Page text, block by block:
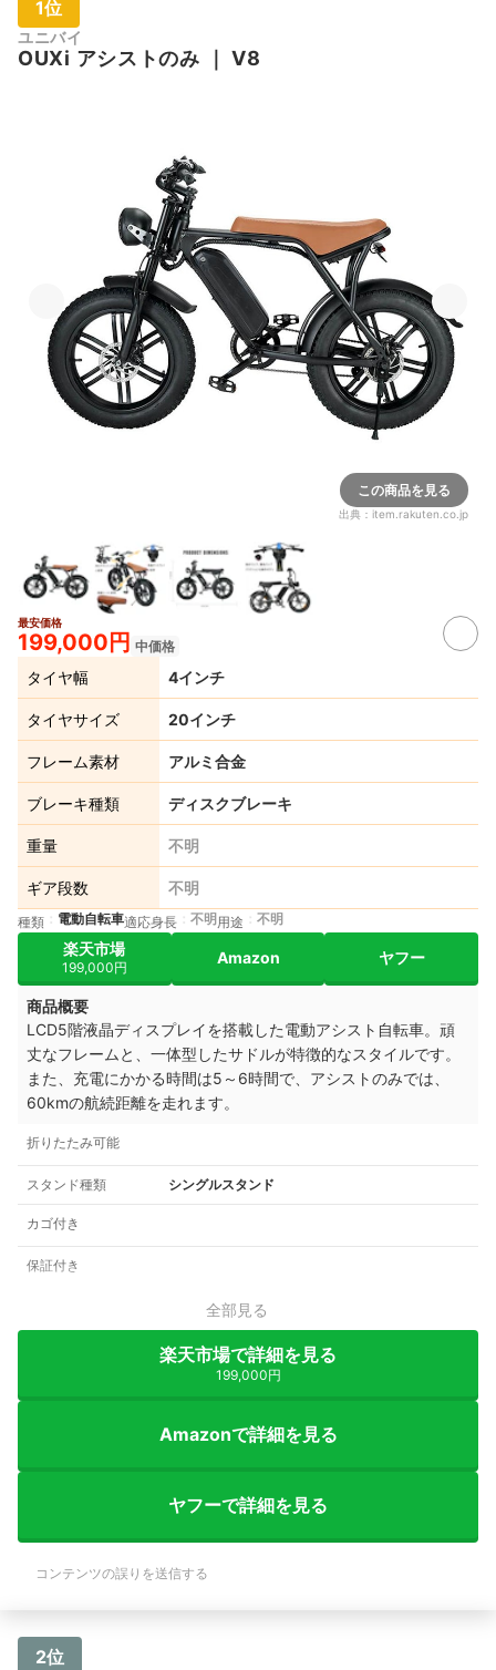
1位
ユニバイ
OUXi アシストのみ ｜V8
この商品を見る
出典： item.rakuten.co.jp
最安価格
199,000円 中価格
タイヤ幅 4インチ
タイヤサイズ 20インチ
フレーム素材 アルミ合金
ブレーキ種類 ディスクブレーキ
重量 不明
ギア段数 不明
種類 電動自転車適応身長 不明 用途 不明
楽天市場
199,000円
Amazon ヤフー
商品概要
LCD5階液晶ディスプレイを搭載した電動アシスト自転車。頑
丈なフレームと、一体型したサドルが特徴的なスタイルです。
また、充電にかかる時間は5～6時間で、アシストのみでは、
60kmの航続距離を走れます。
折りたたみ可能
スタンド種類 シングルスタンド
カゴ付き
保証付き
全部見る
楽天市場で詳細を見る
199,000円
Amazonで詳細を見る
ヤフーで詳細を見る
コンテンツの誤りを送信する
2位